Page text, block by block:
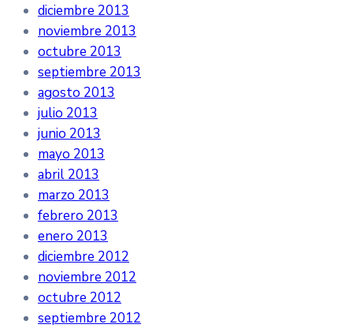
diciembre 2013
noviembre 2013
octubre 2013
septiembre 2013
agosto 2013
julio 2013
junio 2013
mayo 2013
abril 2013
marzo 2013
febrero 2013
enero 2013
diciembre 2012
noviembre 2012
octubre 2012
septiembre 2012